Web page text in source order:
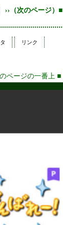
››（次のページ）■
リンク
ページの一番上 ■